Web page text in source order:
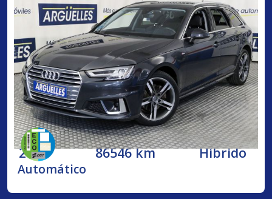
2020 86546 km Híbrido
Automático